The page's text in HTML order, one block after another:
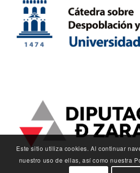
Este sitio utiliza cookies. Al continuar
nuestro uso de ellas, así como nuestra